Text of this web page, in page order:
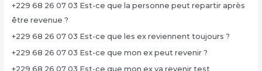
+229 68 26 07 03 Est-ce que la personne peut repartir après
être revenue ?
+229 68 26 07 03 Est-ce que les ex reviennent toujours ?
+229 68 26 07 03 Est-ce que mon ex peut revenir ?
+229 68 26 07 03 Est-ce que mon ex va revenir test